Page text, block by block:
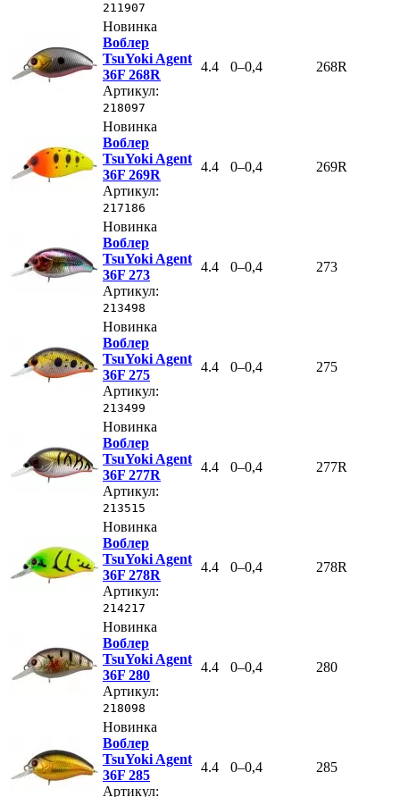
211907
Новинка
Воблер
TsuYoki Agent
36F 268R
Артикул:
218097
4.4 0–0,4 268R
Новинка
Воблер
TsuYoki Agent
36F 269R
Артикул:
217186
4.4 0–0,4 269R
Новинка
Воблер
TsuYoki Agent
36F 273
Артикул:
213498
4.4 0–0,4 273
Новинка
Воблер
TsuYoki Agent
36F 275
Артикул:
213499
4.4 0–0,4 275
Новинка
Воблер
TsuYoki Agent
36F 277R
Артикул:
213515
4.4 0–0,4 277R
Новинка
Воблер
TsuYoki Agent
36F 278R
Артикул:
214217
4.4 0–0,4 278R
Новинка
Воблер
TsuYoki Agent
36F 280
Артикул:
218098
4.4 0–0,4 280
Новинка
Воблер
TsuYoki Agent
36F 285
Артикул:
4.4 0–0,4 285